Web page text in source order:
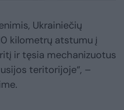
Ukrainiečių
kilometrų atstumu į
ir tęsia mechanizuotus
teritorijoje“, –